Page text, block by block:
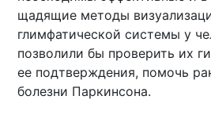
щадящие методы
глимфатической системы у
позволили бы проверить их
ее подтверждения, помочь
болезни Паркинсона.